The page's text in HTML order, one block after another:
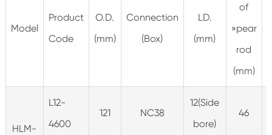
Model
Product
Code
O.D.
(mm)
Connection
(Box)
LD.
(mm)
of
»pear
rod
(mm)
HLM-
L12-
4600
121 NC38
12(Side
bore)
46